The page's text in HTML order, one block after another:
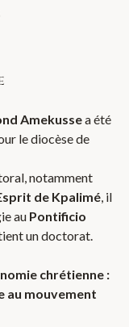
Amekussea été
le diocèse de
notamment
de Kpalimé, il
au Pontificio
un doctorat.
chrétienne :
au mouvement